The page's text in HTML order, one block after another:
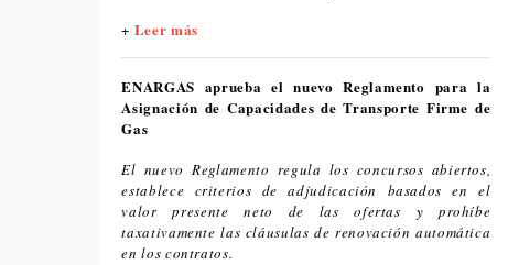
+ Leer más
ENARGAS aprueba el nuevo Reglamento para la
Asignación de Capacidades de Transporte Firme de
Gas
El nuevo Reglamento regula los concursos abiertos,
establece criterios de adjudicación basados en el
valor presente neto de las ofertas y prohíbe
taxativamente las cláusulas de renovación automática
en los contratos.